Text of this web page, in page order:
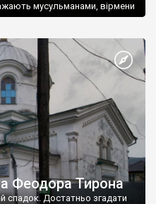
мусульманами, вірмени
Феодора Тирона
спадок. Достатньо згадати